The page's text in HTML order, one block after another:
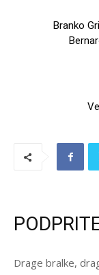
Branko
Drage bralke,